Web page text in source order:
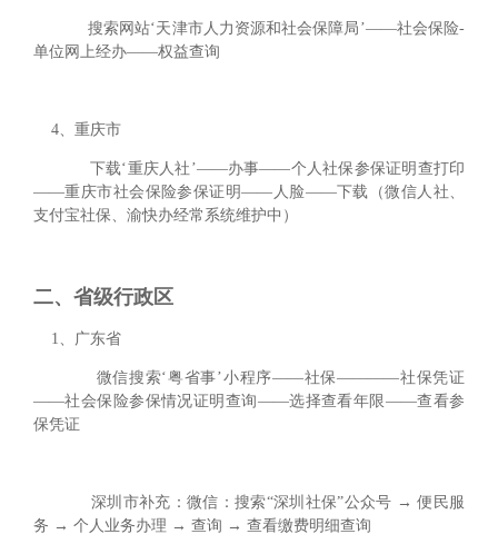
搜索网站‘天津市人力资源和社会保障局’——社会保险-
单位网上经办——权益查询
4、重庆市
下载‘重庆人社’——办事——个人社保参保证明查打印
——重庆市社会保险参保证明——人脸——下载（微信人社、
支付宝社保、渝快办经常系统维护中）
二、省级行政区
1、广东省
微信搜索‘粤省事’小程序——社保————社保凭证
——社会保险参保情况证明查询——选择查看年限——查看参
保凭证
深圳市补充：微信：搜索“深圳社保”公众号 → 便民服
务 → 个人业务办理 → 查询 → 查看缴费明细查询